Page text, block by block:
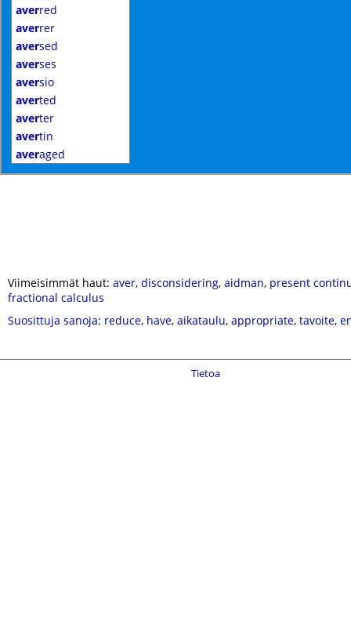
averred
averrer
aversed
averses
aversio
averted
averter
avertin
averaged
Viimeisimmät haut: aver, disconsidering, aidman, present
fractional calculus
Suosittuja sanoja: reduce, have, aikataulu, appropriate, tavoite,
Tietoa